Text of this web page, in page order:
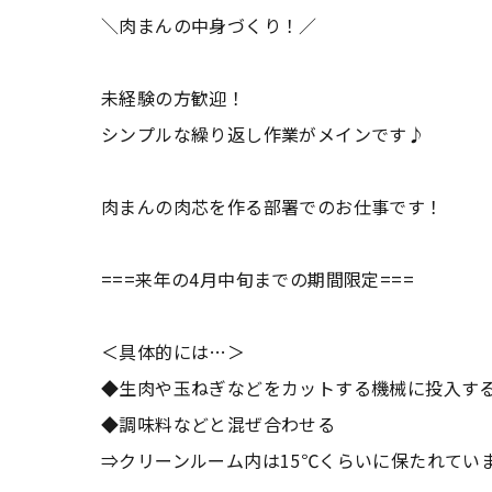
＼肉まんの中身づくり！／
未経験の方歓迎！
シンプルな繰り返し作業がメインです♪
肉まんの肉芯を作る部署でのお仕事です！
===来年の4月中旬までの期間限定===
＜具体的には…＞
◆生肉や玉ねぎなどをカットする機械に投入す
◆調味料などと混ぜ合わせる
⇒クリーンルーム内は15℃くらいに保たれてい